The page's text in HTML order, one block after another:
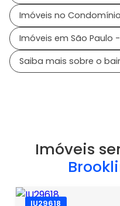
Imóveis no
Imóveis em São Paulo -
Saiba mais sobre o
Imóveis
IU29618